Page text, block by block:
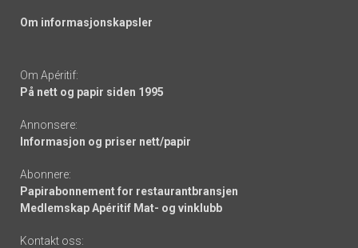
Om informasjonskapsler
Om Apéritif:
På nett og papir siden 1995
Annonsere:
Informasjon og priser nett/papir
Abonnere:
Papirabonnement for restaurantbransjen
Medlemskap Apéritif Mat- og vinklubb
Kontakt oss: